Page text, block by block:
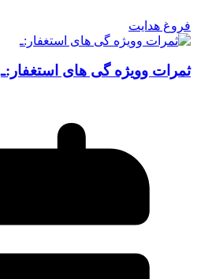
فروغ هدایت
ثمرات وویژه گی های استغفار:ـ